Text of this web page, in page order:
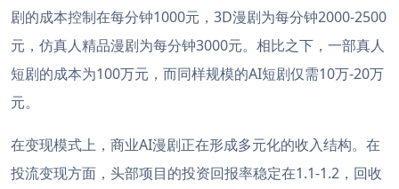
剧的成本控制在每分钟1000元，3D漫剧为每分钟2000-2500
元，仿真人精品漫剧为每分钟3000元。相比之下，一部真人
短剧的成本为100万元，而同样规模的AI短剧仅需10万-20万
元。
在变现模式上，商业AI漫剧正在形成多元化的收入结构。在
投流变现方面，头部项目的投资回报率稳定在1.1-1.2，回收